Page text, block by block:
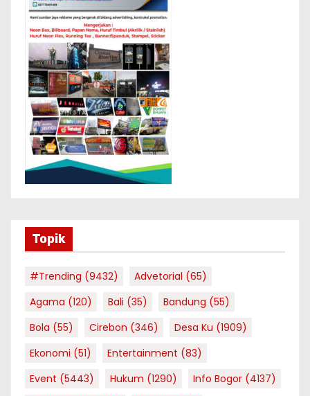
Topik
#Trending (9432) Advetorial (65)
Agama (120) Bali (35) Bandung (55)
Bola (55) Cirebon (346) Desa Ku (1909)
Ekonomi (51) Entertainment (83)
Event (5443) Hukum (1290) Info Bogor (4137)